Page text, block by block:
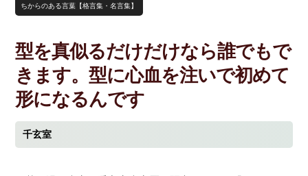
ちからのある言葉【格言集・名言集】
型を真似るだけだけなら誰でもで
きます。型に心血を注いで初めて
形になるんです
千玄室